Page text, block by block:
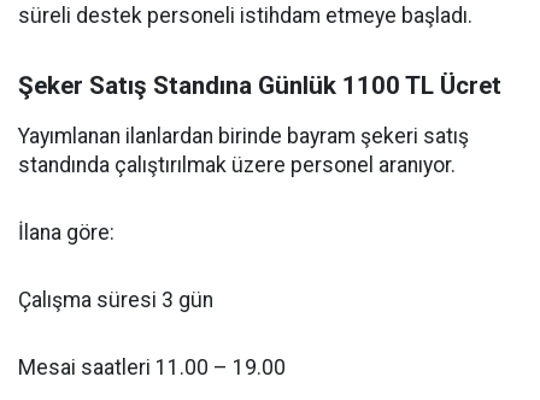
süreli destek personeli istihdam etmeye başladı.
Şeker Satış Standına Günlük 1100 TL Ücret
Yayımlanan ilanlardan birinde bayram şekeri satış
standında çalıştırılmak üzere personel aranıyor.
İlana göre:
Çalışma süresi 3 gün
Mesai saatleri 11.00 – 19.00